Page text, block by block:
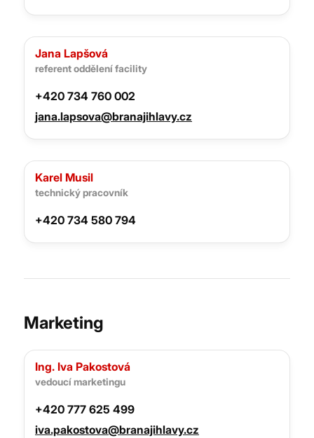
Jana Lapšová
referent oddělení facility
+420 734 760 002
jana.lapsova@branajihlavy.cz
Karel Musil
technický pracovník
+420 734 580 794
Marketing
Ing. Iva Pakostová
vedoucí marketingu
+420 777 625 499
iva.pakostova@branajihlavy.cz